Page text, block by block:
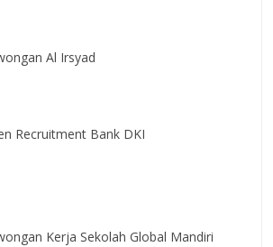
Al Irsyad
Recruitment Bank DKI
Kerja Sekolah Global Mandiri